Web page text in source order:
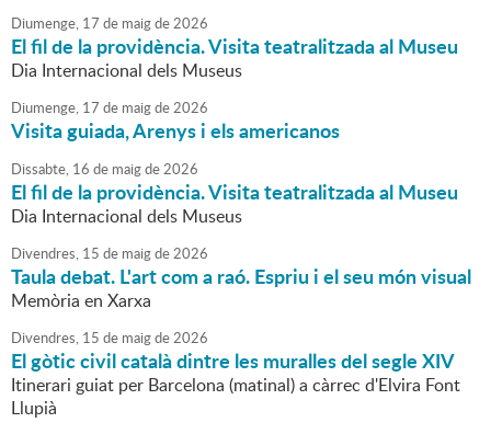
Diumenge, 17 de maigde2026
El fil de la providència. Visita teatralitzada al Museu
Dia Internacional dels Museus
Diumenge, 17 de maigde2026
Visita guiada, Arenys i els americanos
Dissabte, 16 de maigde2026
El fil de la providència. Visita teatralitzada al Museu
Dia Internacional dels Museus
Divendres, 15 de maigde2026
Taula debat. L'art com a raó. Espriu i el seu món visual
Memòria en Xarxa
Divendres, 15 de maigde2026
El gòtic civil català dintre les muralles del segle XIV
Itinerari guiat per Barcelona (matinal) a càrrec d'Elvira Font
Llupià